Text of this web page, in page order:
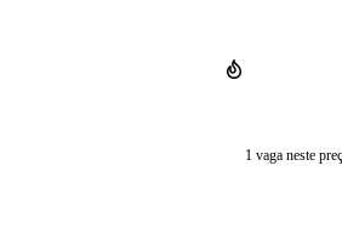
1 vaga neste